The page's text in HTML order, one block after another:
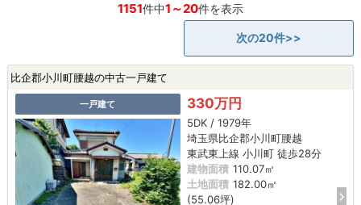
1151件中1～20件を表示
次の20件>>
比企郡小川町腰越の中古一戸建て
一戸建て 330万円
5DK / 1979年
埼玉県比企郡小川町腰越
東武東上線 小川町 徒歩28分
建物面積 110.07㎡
土地面積 182.00㎡
(55.06坪)